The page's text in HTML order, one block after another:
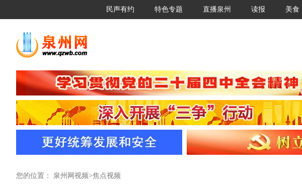
民声有约 特色专题 直播泉州 读报 美食
您的位置： 泉州网视频>焦点视频